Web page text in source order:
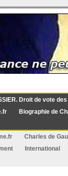
Droit de vote
Biographie de
Charles de
International